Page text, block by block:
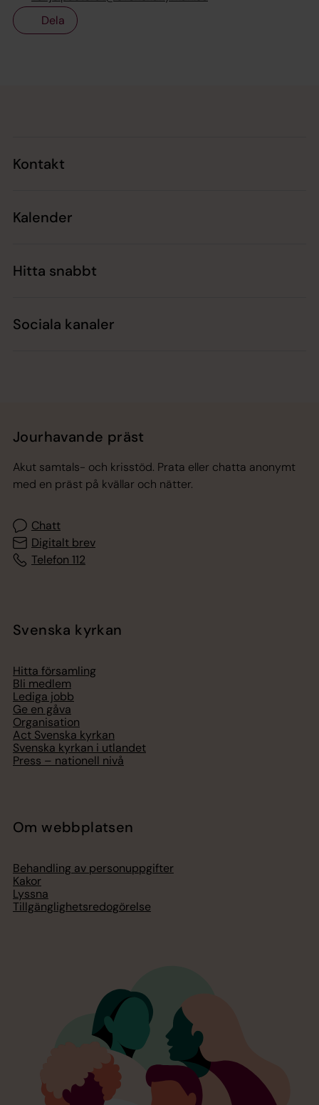
Dela
Kontakt
Kalender
Hitta snabbt
Sociala kanaler
Jourhavande präst
Akut samtals- och krisstöd. Prata eller chatta anonymt
med en präst på kvällar och nätter.
Chatt
Digitalt brev
Telefon 112
Svenska kyrkan
Hitta församling
Bli medlem
Lediga jobb
Ge en gåva
Organisation
Act Svenska kyrkan
Svenska kyrkan i utlandet
Press – nationell nivå
Om webbplatsen
Behandling av personuppgifter
Kakor
Lyssna
Tillgänglighetsredogörelse